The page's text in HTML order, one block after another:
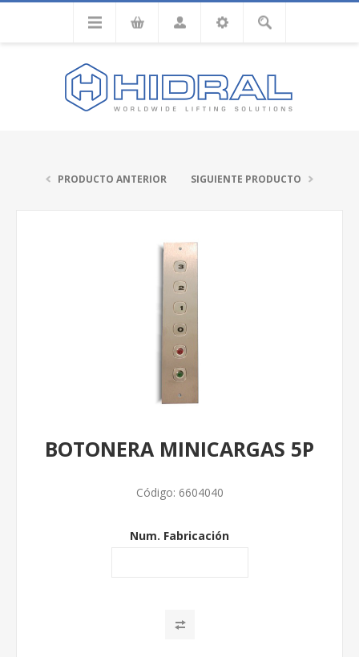
PRODUCTO ANTERIOR SIGUIENTE PRODUCTO
BOTONERA MINICARGAS 5P
Código: 6604040
Num. Fabricación